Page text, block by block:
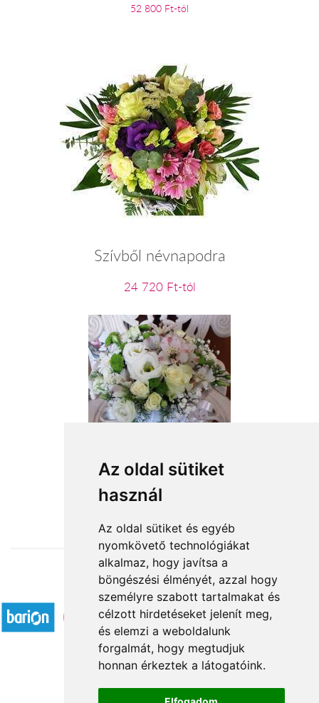
Az oldal sütiket
használ
Az oldal sütiket és egyéb
nyomkövető technológiákat
alkalmaz, hogy javítsa a
böngészési élményét, azzal hogy
személyre szabott tartalmakat és
célzott hirdetéseket jelenít meg,
és elemzi a weboldalunk
forgalmát, hogy megtudjuk
honnan érkeztek a látogatóink.
52 800 Ft-tól
Szívből névnapodra
24 720 Ft-tól
Végtelen elegancia
25 200 Ft-tól
Elfogadott fizetési módok
Á.SZ.F.